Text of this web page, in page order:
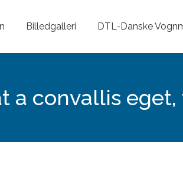
Billedgalleri DTL-Danske
a convallis